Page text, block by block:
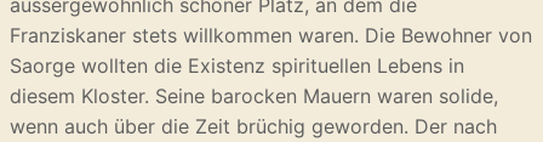
Franziskaner stets willkommen waren. Die Bewohner von
Saorge wollten die Existenz spirituellen Lebens in
diesem Kloster. Seine barocken Mauern waren solide,
wenn auch über die Zeit brüchig geworden. Der nach